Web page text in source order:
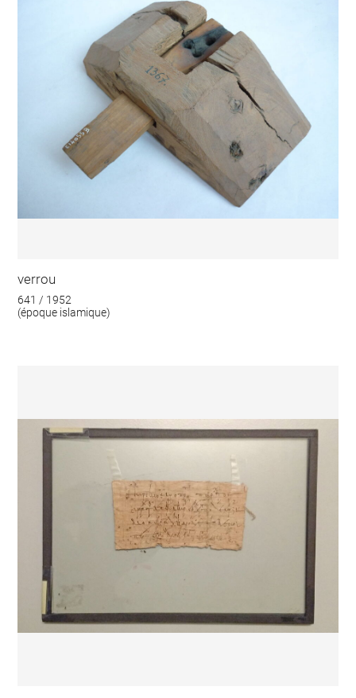
verrou
641 / 1952
(époque islamique)